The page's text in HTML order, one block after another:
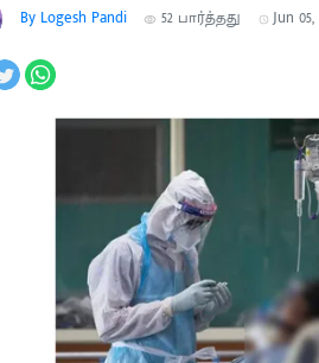
By Logesh Pandi 52 பார்த்தது Jun 05,